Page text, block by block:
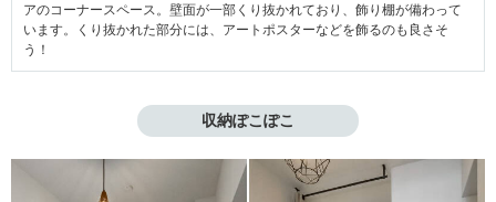
アのコーナースペース。壁面が一部くり抜かれており、飾り棚が備わって
います。くり抜かれた部分には、アートポスターなどを飾るのも良さそ
う！
収納ぽこぽこ